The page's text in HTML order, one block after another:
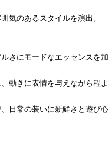
気のあるスタイルを演出。
さにモードなエッセンスを加
動きに表情を与えながら程よ
日常の装いに新鮮さと遊び心